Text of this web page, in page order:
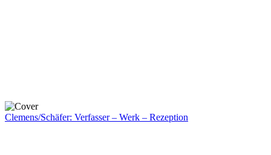
Clemens/Schäfer: Verfasser – Werk – Rezeption